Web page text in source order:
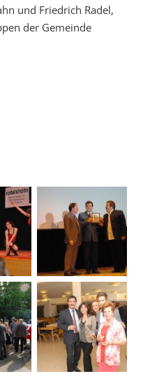
und Friedrich Radel,
der Gemeinde